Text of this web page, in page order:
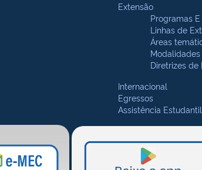
Extensão
Programas
Linhas de
Áreas
Diretrizes de
Internacional
Egressos
Assistência Estudantil